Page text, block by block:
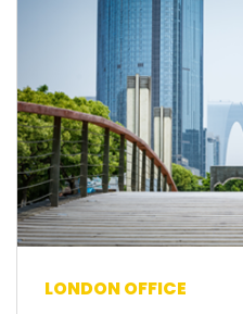
LONDON OFFICE